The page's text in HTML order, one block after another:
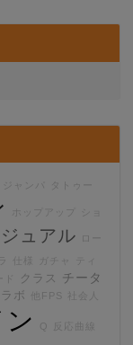
タトゥー
ュアル
クラス
チータ
ボ 他FPS 社会人
Q 反応曲線